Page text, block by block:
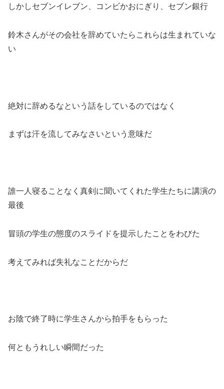
しかしセブンイレブン、コンビかおにぎり、セブン銀行
鈴木さんがその会社を辞めていたらこれらは生まれていな
い
絶対に辞めるなという話をしているのではなく
まずは汗を流してみなさいという意味だ
誰一人寝ることなく真剣に聞いてくれた学生たちに講演の
最後
冒頭の学生の態度のスライドを提示したことをわびた
考えてみれば失礼なことだからだ
お陰で終了時に学生さんから拍手をもらった
何ともうれしい瞬間だった